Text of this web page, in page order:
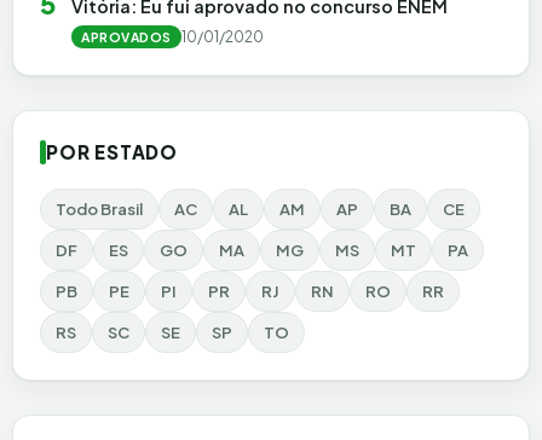
Vitória: Eu fui aprovado no concurso ENEM
APROVADOS 10/01/2020
POR ESTADO
Todo Brasil AC AL AM AP BA CE
DF ES GO MA MG MS MT PA
PB PE PI PR RJ RN RO RR
RS SC SE SP TO